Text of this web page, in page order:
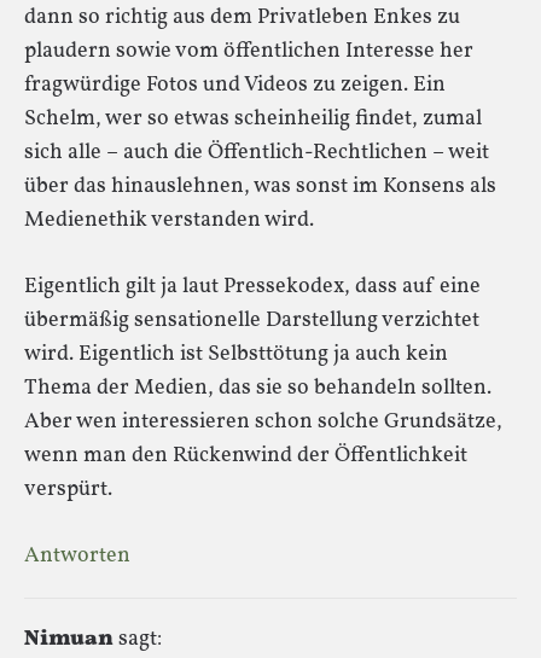
dann so richtig aus dem Privatleben Enkes zu
plaudern sowie vom öffentlichen Interesse her
fragwürdige Fotos und Videos zu zeigen. Ein
Schelm, wer so etwas scheinheilig findet, zumal
sich alle – auch die Öffentlich-Rechtlichen – weit
über das hinauslehnen, was sonst im Konsens als
Medienethik verstanden wird.
Eigentlich gilt ja laut Pressekodex, dass auf eine
übermäßig sensationelle Darstellung verzichtet
wird. Eigentlich ist Selbsttötung ja auch kein
Thema der Medien, das sie so behandeln sollten.
Aber wen interessieren schon solche Grundsätze,
wenn man den Rückenwind der Öffentlichkeit
verspürt.
Antworten
Nimuansagt: